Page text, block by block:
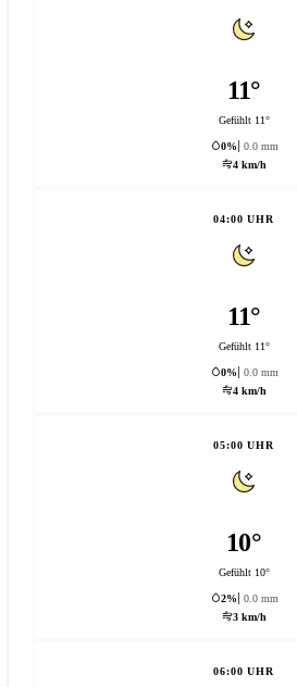
11°
Gefühlt 11°
0%
0.0 mm
4 km/h
04:00 UHR
11°
Gefühlt 11°
0%
0.0 mm
4 km/h
05:00 UHR
10°
Gefühlt 10°
2%
0.0 mm
3 km/h
06:00 UHR